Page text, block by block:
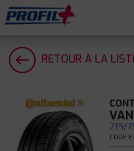
RETOUR À LA
215/
CODE